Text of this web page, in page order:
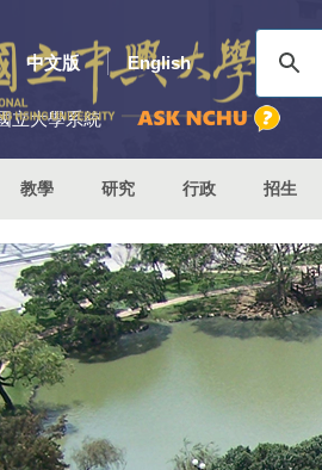
中文版 English
立大學系統
教學 研究 行政 招生